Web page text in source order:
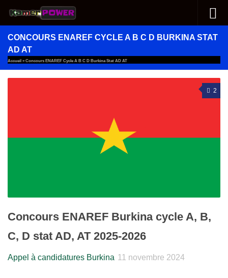
Au dessous du contenu
CONCOURS ENAREF CYCLE A B C D BURKINA STAT
AD AT
Accueil » Concours ENAREF Cycle A B C D Burkina Stat AD AT
2
Concours ENAREF Burkina cycle A, B,
C, D stat AD, AT 2025-2026
Appel à candidatures Burkina 11 novembre 2024